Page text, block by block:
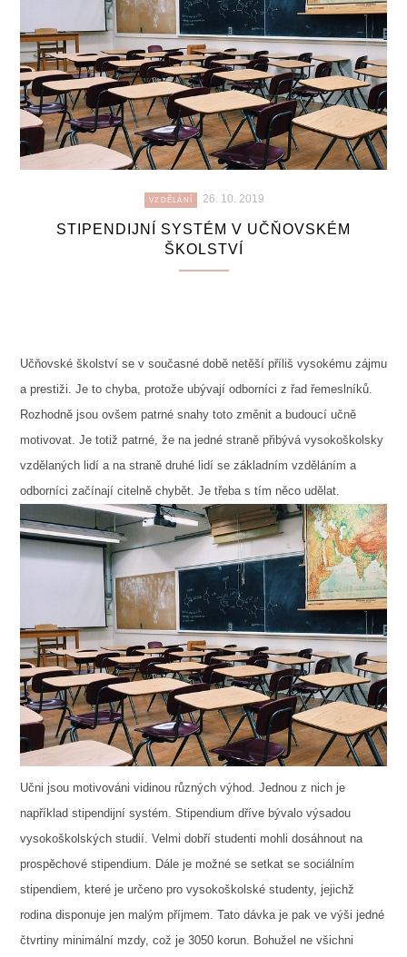
VZDĚLÁNÍ 26. 10. 2019
STIPENDIJNÍ SYSTÉM V UČŇOVSKÉM
ŠKOLSTVÍ
Učňovské školství se v současné době netěší příliš vysokému zájmu
a prestiži. Je to chyba, protože ubývají odborníci z řad řemeslníků.
Rozhodně jsou ovšem patrné snahy toto změnit a budoucí učně
motivovat. Je totiž patrné, že na jedné straně přibývá vysokoškolsky
vzdělaných lidí a na straně druhé lidí se základním vzděláním a
odborníci začínají citelně chybět. Je třeba s tím něco udělat.
Učni jsou motivováni vidinou různých výhod. Jednou z nich je
například stipendijní systém. Stipendium dříve bývalo výsadou
vysokoškolských studií. Velmi dobří studenti mohli dosáhnout na
prospěchové stipendium. Dále je možné se setkat se sociálním
stipendiem, které je určeno pro vysokoškolské studenty, jejichž
rodina disponuje jen malým příjmem. Tato dávka je pak ve výši jedné
čtvrtiny minimální mzdy, což je 3050 korun. Bohužel ne všichni